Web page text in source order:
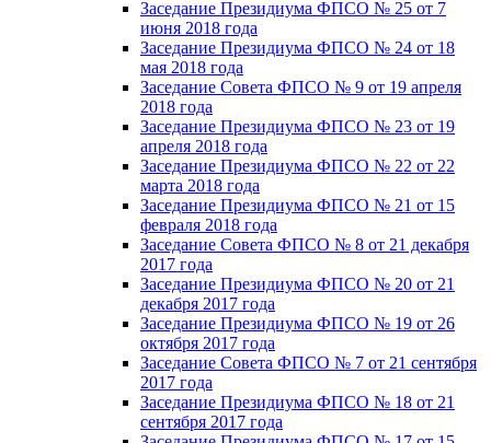
Заседание Президиума ФПСО № 25 от 7
июня 2018 года
Заседание Президиума ФПСО № 24 от 18
мая 2018 года
Заседание Совета ФПСО № 9 от 19 апреля
2018 года
Заседание Президиума ФПСО № 23 от 19
апреля 2018 года
Заседание Президиума ФПСО № 22 от 22
марта 2018 года
Заседание Президиума ФПСО № 21 от 15
февраля 2018 года
Заседание Совета ФПСО № 8 от 21 декабря
2017 года
Заседание Президиума ФПСО № 20 от 21
декабря 2017 года
Заседание Президиума ФПСО № 19 от 26
октября 2017 года
Заседание Совета ФПСО № 7 от 21 сентября
2017 года
Заседание Президиума ФПСО № 18 от 21
сентября 2017 года